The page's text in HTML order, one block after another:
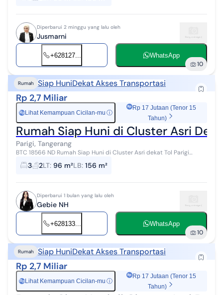
Diperbarui 2 minggu yang lalu oleh
Jusmarni
+628127... WhatsApp
10
Rumah Siap HuniDekat Akses Transportasi
Rp 2,7 Miliar
Rp Lihat Kemampuan Cicilan-mu ⓘ
Rp 17 Jutaan (Tenor 15
Tahun)
Rumah Siap Huni di Cluster Asri
Parigi, Tangerang
BTC 18566 ND Rumah Siap Huni di Cluster Asri dekat Tol Parigi
Lokasi: Parigi Baru Spesifikasi : Luas Tanah: 96 m² ️ Luas Bangunan:
15... 3 2LT: 96 m²LB: 156 m²
Diperbarui 1 bulan yang lalu oleh
Gebie NH
+628133... WhatsApp
10
Rumah Siap HuniDekat Akses Transportasi
Rp 2,7 Miliar
Rp Lihat Kemampuan Cicilan-mu ⓘ
Rp 17 Jutaan (Tenor 15
Tahun)